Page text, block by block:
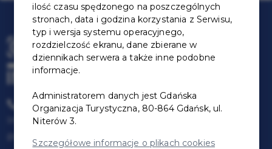
+48 58 300 06 59
Infolinia czynna:
ilość czasu spędzonego na poszczególnych
stronach, data i godzina korzystania z Serwisu,
typ i wersja systemu operacyjnego,
rozdzielczość ekranu, dane zbierane w
dziennikach serwera a także inne podobne
informacje.
Administratorem danych jest Gdańska
Organizacja Turystyczna, 80-864 Gdańsk, ul.
Niterów 3.
Szczegółowe informacje o plikach cookies